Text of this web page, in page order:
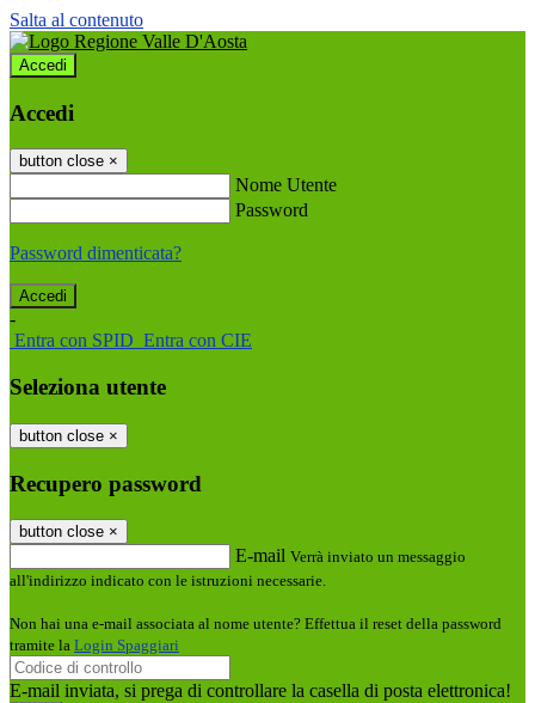
Salta al contenuto
Accedi
Accedi
button close ×
Nome Utente
Password
Password dimenticata?
-
Entra con SPID Entra con CIE
Seleziona utente
button close ×
Recupero password
button close ×
E-mail Verrà inviato un messaggio
all'indirizzo indicato con le istruzioni necessarie.
Non hai una e-mail associata al nome utente? Effettua il reset della password
tramite la Login Spaggiari
E-mail inviata, si prega di controllare la casella di posta elettronica!